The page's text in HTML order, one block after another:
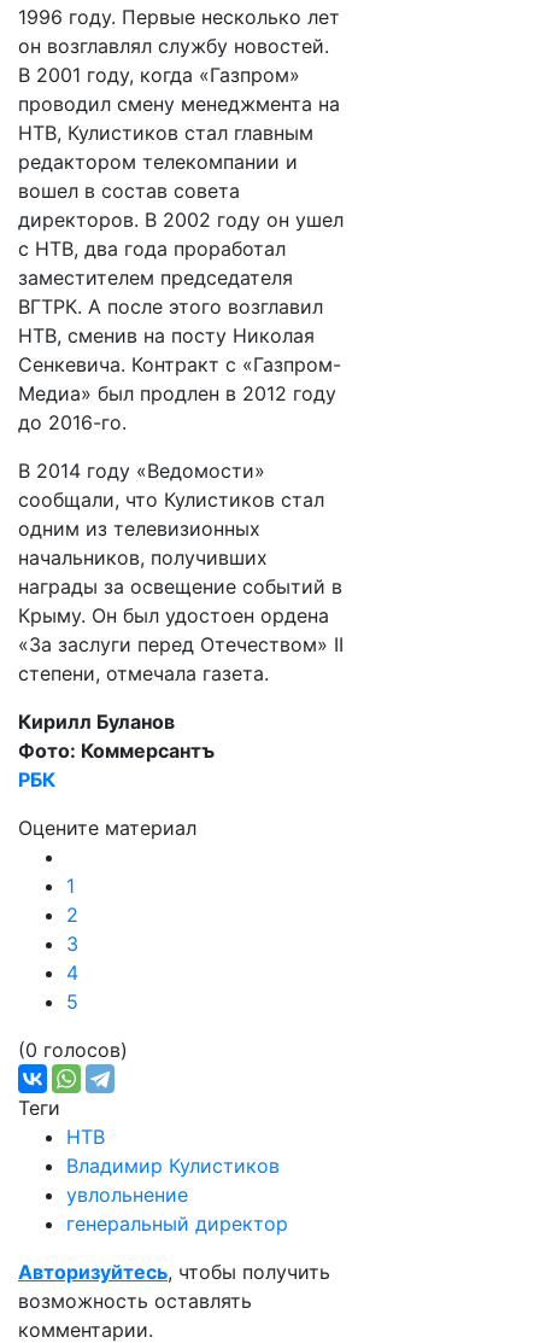
1996 году. Первые несколько лет
он возглавлял службу новостей.
В 2001 году, когда «Газпром»
проводил смену менеджмента на
НТВ, Кулистиков стал главным
редактором телекомпании и
вошел в состав совета
директоров. В 2002 году он ушел
с НТВ, два года проработал
заместителем председателя
ВГТРК. А после этого возглавил
НТВ, сменив на посту Николая
Сенкевича. Контракт с «Газпром-
Медиа» был продлен в 2012 году
до 2016-го.
В 2014 году «Ведомости»
сообщали, что Кулистиков стал
одним из телевизионных
начальников, получивших
награды за освещение событий в
Крыму. Он был удостоен ордена
«За заслуги перед Отечеством» II
степени, отмечала газета.
Кирилл Буланов
Фото: Коммерсантъ
РБК
Оцените материал
1
2
3
4
5
(0 голосов)
Теги
НТВ
Владимир Кулистиков
увлольнение
генеральный директор
Авторизуйтесь, чтобы получить
возможность оставлять
комментарии.